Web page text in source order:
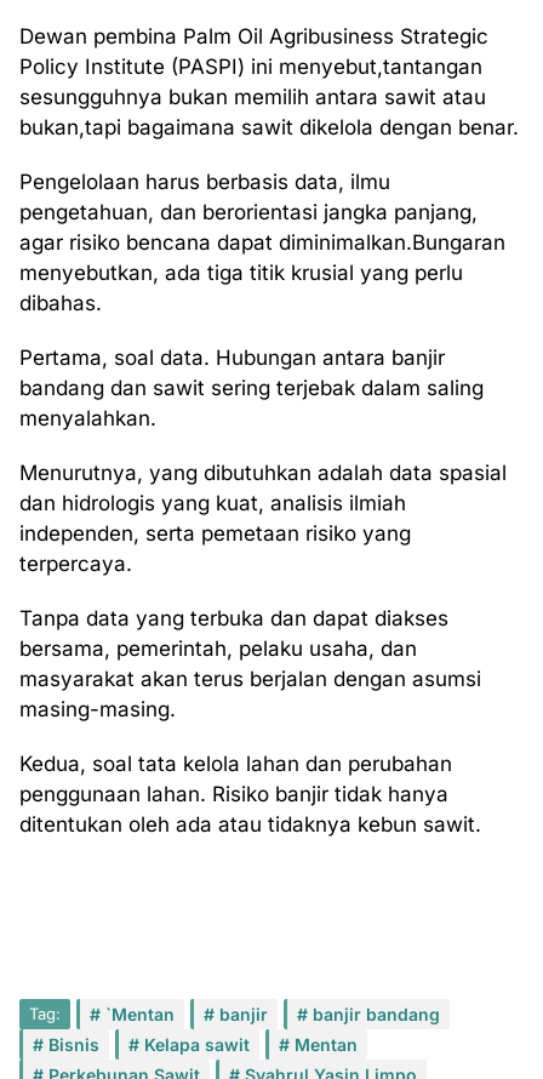
Dewan pembina Palm Oil Agribusiness Strategic
Policy Institute (PASPI) ini menyebut,tantangan
sesungguhnya bukan memilih antara sawit atau
bukan,tapi bagaimana sawit dikelola dengan benar.
Pengelolaan harus berbasis data, ilmu
pengetahuan, dan berorientasi jangka panjang,
agar risiko bencana dapat diminimalkan.Bungaran
menyebutkan, ada tiga titik krusial yang perlu
dibahas.
Pertama, soal data. Hubungan antara banjir
bandang dan sawit sering terjebak dalam saling
menyalahkan.
Menurutnya, yang dibutuhkan adalah data spasial
dan hidrologis yang kuat, analisis ilmiah
independen, serta pemetaan risiko yang
terpercaya.
Tanpa data yang terbuka dan dapat diakses
bersama, pemerintah, pelaku usaha, dan
masyarakat akan terus berjalan dengan asumsi
masing-masing.
Kedua, soal tata kelola lahan dan perubahan
penggunaan lahan. Risiko banjir tidak hanya
ditentukan oleh ada atau tidaknya kebun sawit.
Tag: `Mentan banjir
banjir bandang
Bisnis
Kelapa sawit
Mentan
Perkebunan Sawit
Syahrul Yasin Limpo